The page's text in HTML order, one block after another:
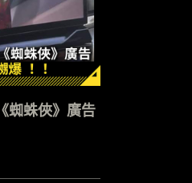
蜘蛛俠》廣告